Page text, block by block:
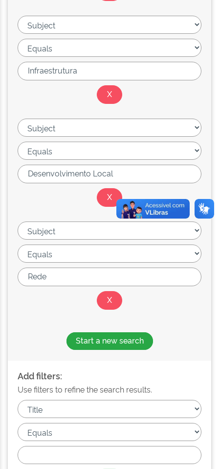
Start a new search
Add filters:
Use filters to refine the search results.